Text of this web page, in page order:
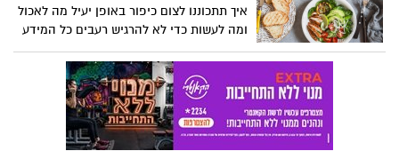
בניסיון להציל את העין"
לסוכרתיים? כל הסיבות להוסיף רימון לתזונה
שלכם
איך תתכוננו לצום כיפור באופן יעיל מה לאכול
ומה לעשות כדי לא להרגיש רעבים כל המידע
באדיבות מיטל עזר תזונאית קלינית וספורט,
יועצת תזונה בחברת הרבלייף